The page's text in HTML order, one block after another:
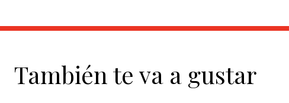
También te va a gustar